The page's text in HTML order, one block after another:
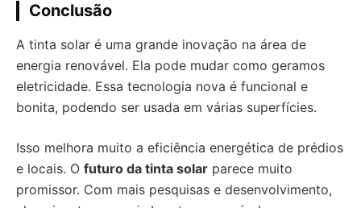
Conclusão
A tinta solar é uma grande inovação na área de
energia renovável. Ela pode mudar como geramos
eletricidade. Essa tecnologia nova é funcional e
bonita, podendo ser usada em várias superfícies.
Isso melhora muito a eficiência energética de prédios
e locais. O futuro da tinta solar parece muito
promissor. Com mais pesquisas e desenvolvimento,